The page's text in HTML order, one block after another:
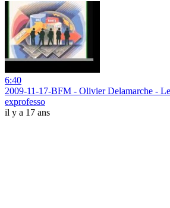
6:40
2009-11-17-BFM - Olivier Delamarche -
exprofesso
il y a 17 ans